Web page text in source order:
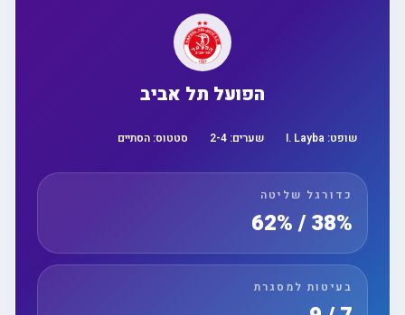
הפועל תל אביב
שופט:I. Layba שערים: 2 -4 סטטוס:הסתיים
כדורגל שליטה
38% / 62%
בעיטות למסגרת